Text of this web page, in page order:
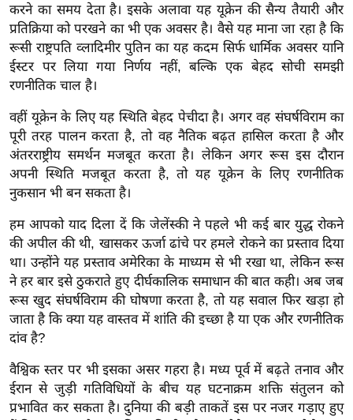
न्यू
ज
ब्री
फ
नो
रं
ज
न
ज
ग
त
बॉ
ली
वु
ड
ली
वु
ड
करने का समय देता है। इसके अलावा यह यूक्रेन की सैन्य तैयारी और
प्रतिक्रिया को परखने का भी एक अवसर है। वैसे यह माना जा रहा है कि
रूसी राष्ट्रपति व्लादिमीर पुतिन का यह कदम सिर्फ धार्मिक अवसर यानि
ईस्टर पर लिया गया निर्णय नहीं, बल्कि एक बेहद सोची समझी
रणनीतिक चाल है।
वहीं यूक्रेन के लिए यह स्थिति बेहद पेचीदा है। अगर वह संघर्षविराम का
पूरी तरह पालन करता है, तो वह नैतिक बढ़त हासिल करता है और
अंतरराष्ट्रीय समर्थन मजबूत करता है। लेकिन अगर रूस इस दौरान
अपनी स्थिति मजबूत करता है, तो यह यूक्रेन के लिए रणनीतिक
नुकसान भी बन सकता है।
हम आपको याद दिला दें कि जेलेंस्की ने पहले भी कई बार युद्ध रोकने
की अपील की थी, खासकर ऊर्जा ढांचे पर हमले रोकने का प्रस्ताव दिया
था। उन्होंने यह प्रस्ताव अमेरिका के माध्यम से भी रखा था, लेकिन रूस
ने हर बार इसे ठुकराते हुए दीर्घकालिक समाधान की बात कही। अब जब
रूस खुद संघर्षविराम की घोषणा करता है, तो यह सवाल फिर खड़ा हो
जाता है कि क्या यह वास्तव में शांति की इच्छा है या एक और रणनीतिक
दांव है?
वैश्विक स्तर पर भी इसका असर गहरा है। मध्य पूर्व में बढ़ते तनाव और
ईरान से जुड़ी गतिविधियों के बीच यह घटनाक्रम शक्ति संतुलन को
प्रभावित कर सकता है। दुनिया की बड़ी ताकतें इस पर नजर गड़ाए हुए